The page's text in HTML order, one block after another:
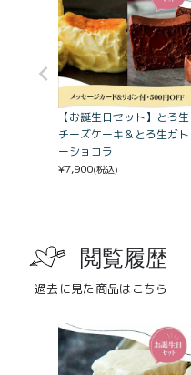
【お誕生日セット】とろ生
チーズケーキ＆とろ生ガト
ーショコラ
¥7,900(税込)
閲覧履歴
過去に見た商品はこちら